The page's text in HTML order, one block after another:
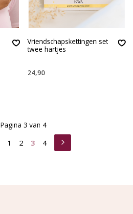
Vriendschapskettingen set
twee hartjes
24,90
1 2 3 4
Pagina 3 van 4